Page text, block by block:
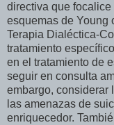
directiva que
esquemas de Young
Terapia Dialéctica-
tratamiento
en el tratamiento de
seguir en consulta
embargo, considerar
las amenazas de
enriquecedor.